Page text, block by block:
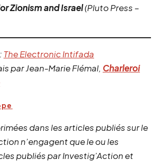
Zionism and Israel(Pluto Press –
The Electronic Intifada
par Jean-Marie Flémal, Charleroi
dans les articles publiés sur le
n’engagent que le ou les
publiés par Investig’Action et